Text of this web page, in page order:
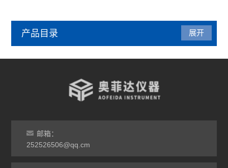
产品目录
干燥箱
烘箱
展开
邮箱：
252526506@qq.cm